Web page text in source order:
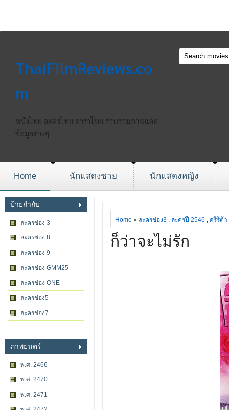
ThaiFilmReviews.co
m
หนังไทย ละครไทย ดาราไทย รวบรวมภาพและ
ข้อมูลต่างๆ
Home นักแสดงชาย นักแสดงหญิง
ป้ายกำกับ
ละครช่อง 3
ละครช่อง 8
ละครช่อง 9
ละครช่อง GMM25
ละครช่อง ONE
ละครช่อง5
ละครช่อง7
ภาพยนตร์
พ.ศ. 2466
พ.ศ. 2470
พ.ศ. 2471
Home » ละครช่อง3 , ละครปี 2546 , ศรีริต้า
ก็ว่าจะไม่รัก